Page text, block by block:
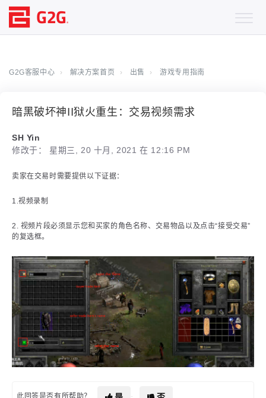
G2G客服中心 解决方案首页 出售 游戏专用指南
暗黑破坏神II狱火重生：交易视频需求
SH Yin
修改于： 星期三, 20 十月, 2021 在 12:16 PM
卖家在交易时需要提供以下证据：
1.视频录制
2. 视频片段必须显示您和买家的角色名称、交易物品以及点击“接受交易”
的复选框。
此回答是否有所帮助？